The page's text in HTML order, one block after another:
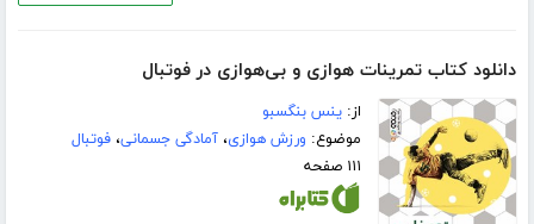
دانلود کتاب تمرینات هوازی و بی‌هوازی در فوتبال
از:ینس بنگسبو
موضوع: ورزش هوازی،آمادگی جسمانی،فوتبال
۱۱۱ صفحه